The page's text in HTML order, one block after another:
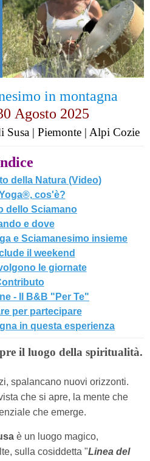
in montagna
Agosto 2025
| Piemonte | Alpi Cozie
della Natura (Video)
cos'è?
dello Sciamano
e dove
e Sciamanesimo insieme
il weekend
le giornate
- Il B&B "Per Te"
per partecipare
in questa esperienza
il luogo della spiritualità.
spalancano nuovi orizzonti.
che si apre, la mente che
che emerge.
è un luogo magico,
sulla cosiddetta "Linea del